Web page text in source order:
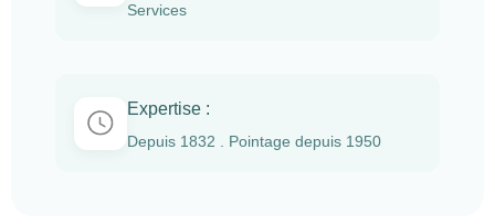
Services
Expertise :
Depuis 1832 . Pointage depuis 1950